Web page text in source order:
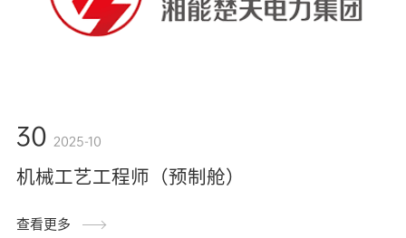
30 2025-10
机械工艺工程师（预制舱）
查看更多